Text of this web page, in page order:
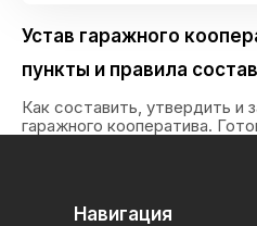
Устав гаражного
пункты и правила
Как составить, утвердить и
гаражного кооператива.
Навигация